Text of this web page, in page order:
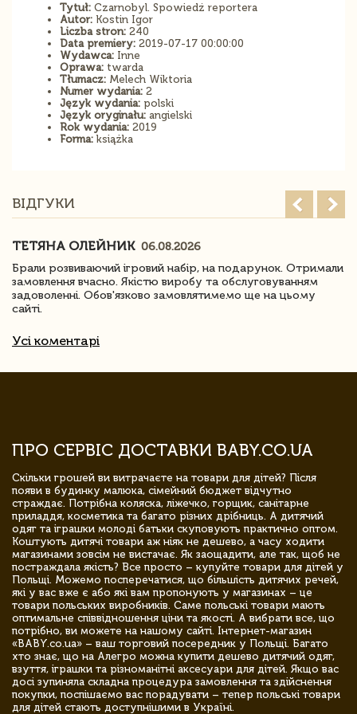
Tytuł: Czarnobyl. Spowiedź reportera
Autor: Kostin Igor
Liczba stron: 240
Data premiery: 2019-07-17 00:00:00
Wydawca: Inne
Oprawa: twarda
Tłumacz: Melech Wiktoria
Numer wydania: 2
Język wydania: polski
Język oryginału: angielski
Rok wydania: 2019
Forma: książka
ВІДГУКИ
ТЕТЯНА ОЛЕЙНИК 06.08.2026
Брали розвиваючий ігровий набір, на подарунок. Отримали
замовлення вчасно. Якістю виробу та обслуговуванням
задоволенні. Обов'язково замовлятимемо ще на цьому
сайті.
Усі коментарі
ПРО СЕРВІС ДОСТАВКИ BABY.CO.UA
Скільки грошей ви витрачаєте на товари для дітей? Після
появи в будинку малюка, сімейний бюджет відчутно
страждає. Потрібна коляска, ліжечко, горщик, санітарне
приладдя, косметика та багато різних дрібниць. А дитячий
одяг та іграшки молоді батьки скуповують практично оптом.
Коштують дитячі товари аж ніяк не дешево, а часу ходити
магазинами зовсім не вистачає. Як заощадити, але так, щоб не
постраждала якість? Все просто – купуйте товари для дітей у
Польщі. Можемо посперечатися, що більшість дитячих речей,
які у вас вже є або які вам пропонують у магазинах – це
товари польських виробників. Саме польські товари мають
оптимальне співвідношення ціни та якості. А вибрати все, що
потрібно, ви можете на нашому сайті. Інтернет-магазин
«BABY.co.ua» – ваш торговий посередник у Польщі. Багато
хто знає, що на Алегро можна купити дешево дитячий одяг,
взуття, іграшки та різноманітні аксесуари для дітей. Якщо вас
досі зупиняла складна процедура замовлення та здійснення
покупки, поспішаємо вас порадувати – тепер польські товари
для дітей стають доступнішими в Україні.